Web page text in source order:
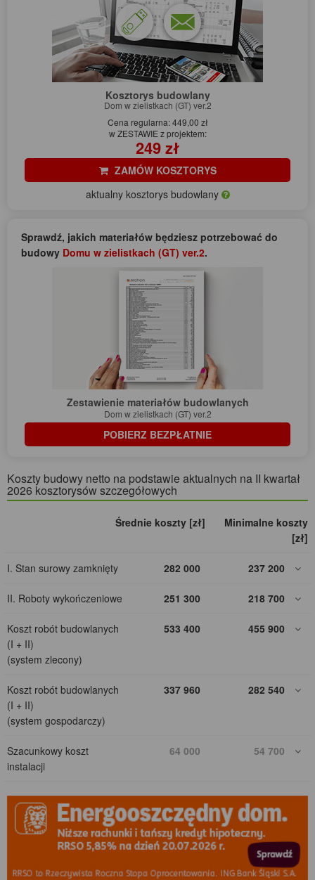
Kosztorys budowlany
Dom w zielistkach (GT) ver.2
Cena regularna: 449,00 zł
w ZESTAWIE z projektem:
249 zł
ZAMÓW KOSZTORYS
aktualny kosztorys budowlany
Sprawdź, jakich materiałów będziesz potrzebować do
budowy Domu w zielistkach (GT) ver.2.
Zestawienie materiałów budowlanych
Dom w zielistkach (GT) ver.2
POBIERZ BEZPŁATNIE
Koszty budowy netto na podstawie aktualnych na II kwartał
2026 kosztorysów szczegółowych
Średnie koszty [zł]
Minimalne koszty
[zł]
I. Stan surowy zamknięty 282 000 237 200
II. Roboty wykończeniowe 251 300 218 700
Koszt robót budowlanych
(I + II)
(system zlecony)
533 400 455 900
Koszt robót budowlanych
(I + II)
(system gospodarczy)
337 960 282 540
Szacunkowy koszt
instalacji
64 000 54 700